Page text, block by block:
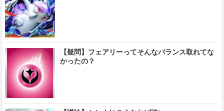
【疑問】フェアリーってそんなバランス取れてな
かったの？